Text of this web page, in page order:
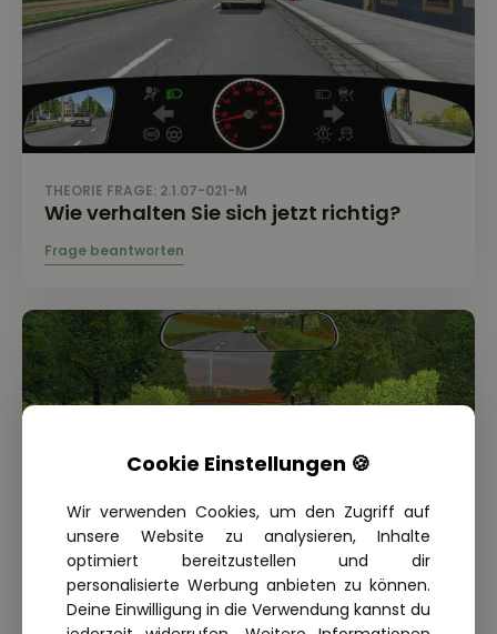
THEORIE FRAGE: 2.1.07-021-M
Wie verhalten Sie sich jetzt richtig?
THEORIE FRAGE: 2.1.07-022-M
Cookie Einstellungen 🍪
Wir verwenden Cookies, um den Zugriff auf
unsere Website zu analysieren, Inhalte
optimiert bereitzustellen und dir
personalisierte Werbung anbieten zu können.
Deine Einwilligung in die Verwendung kannst du